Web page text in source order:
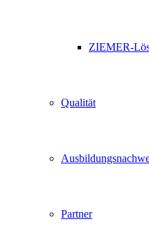
ZIEMER-
Qualität
Partner